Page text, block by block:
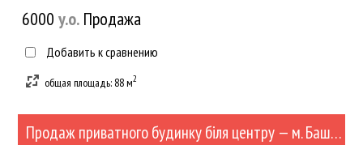
6000 y.о. Продажа
Добавить к сравнению
общая площадь: 88 м2
Продаж приватного будинку біля центру — м. Баштанка (100 м від ЗОШ №1) (№430-82)